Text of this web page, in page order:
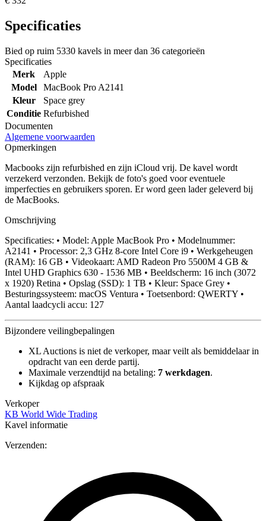
Specificaties
Bied op ruim 5330 kavels in meer dan 36 categorieën
Specificaties
Merk
Apple
Model
MacBook Pro A2141
Kleur
Space grey
Conditie Refurbished
Documenten
Algemene voorwaarden
Opmerkingen
Macbooks zijn refurbished en zijn iCloud vrij. De kavel wordt
verzekerd verzonden. Bekijk de foto's goed voor eventuele
imperfecties en gebruikers sporen. Er word geen lader geleverd bij
de MacBooks.
Omschrijving
Specificaties: • Model: Apple MacBook Pro • Modelnummer:
A2141 • Processor: 2,3 GHz 8-core Intel Core i9 • Werkgeheugen
(RAM): 16 GB • Videokaart: AMD Radeon Pro 5500M 4 GB &
Intel UHD Graphics 630 - 1536 MB • Beeldscherm: 16 inch (3072
x 1920) Retina • Opslag (SSD): 1 TB • Kleur: Space Grey •
Besturingssysteem: macOS Ventura • Toetsenbord: QWERTY •
Aantal laadcycli accu: 127
Bijzondere veilingbepalingen
XL Auctions is niet de verkoper, maar veilt als bemiddelaar in
opdracht van een derde partij.
Maximale verzendtijd na betaling: 7 werkdagen.
Kijkdag op afspraak
Verkoper
KB World Wide Trading
Kavel informatie
Verzenden: